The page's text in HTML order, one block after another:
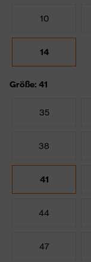
10
14
Größe: 41
35
38
41
44
47